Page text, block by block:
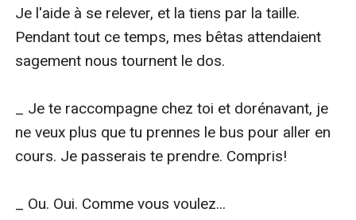
Je l'aide à se relever, et la tiens par la taille.
Pendant tout ce temps, mes bêtas attendaient
sagement nous tournent le dos.
_ Je te raccompagne chez toi et dorénavant, je
ne veux plus que tu prennes le bus pour aller en
cours. Je passerais te prendre. Compris!
_ Ou. Oui. Comme vous voulez...